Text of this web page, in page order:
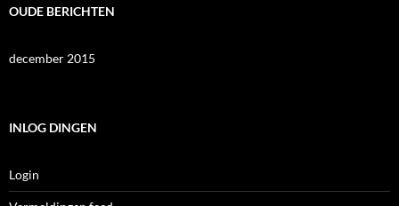
OUDE BERICHTEN
december 2015
INLOG DINGEN
Login